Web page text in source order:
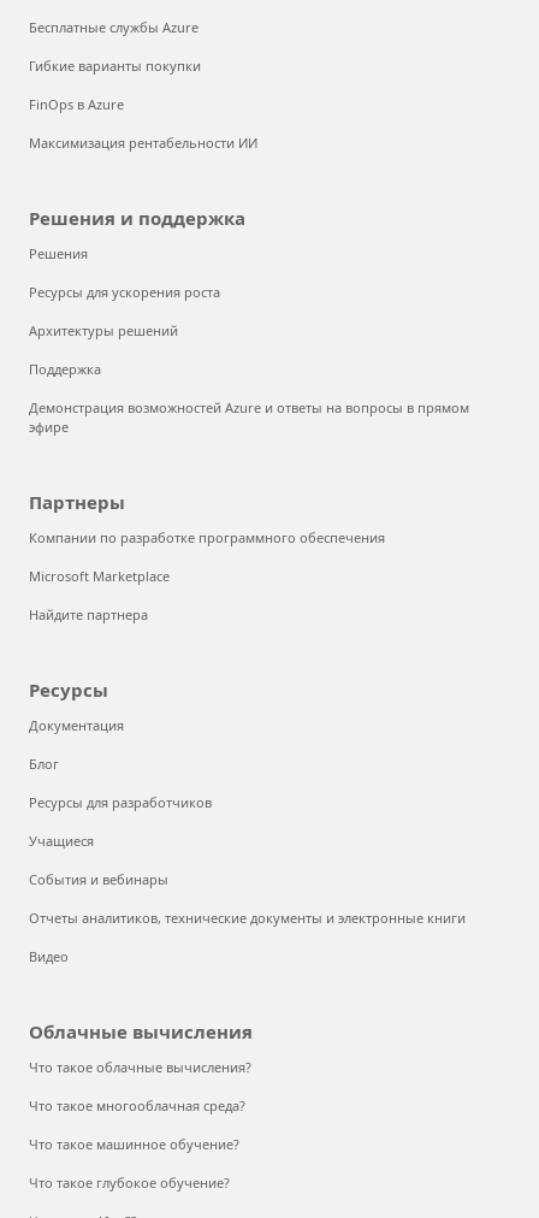
Бесплатные службы Azure
Гибкие варианты покупки
FinOps в Azure
Максимизация рентабельности ИИ
Решения и поддержка
Решения
Ресурсы для ускорения роста
Архитектуры решений
Поддержка
Демонстрация возможностей Azure и ответы на вопросы в прямом
эфире
Партнеры
Компании по разработке программного обеспечения
Microsoft Marketplace
Найдите партнера
Ресурсы
Документация
Блог
Ресурсы для разработчиков
Учащиеся
События и вебинары
Отчеты аналитиков, технические документы и электронные книги
Видео
Облачные вычисления
Что такое облачные вычисления?
Что такое многооблачная среда?
Что такое машинное обучение?
Что такое глубокое обучение?